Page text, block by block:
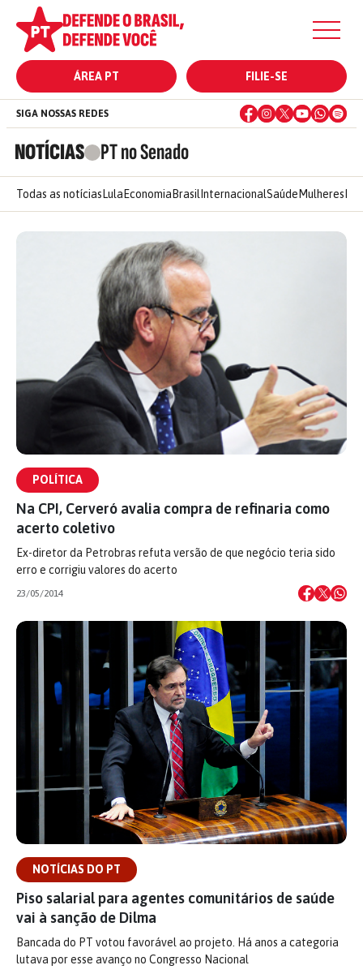
ÁREA PT FILIE-SE
NOTÍCIAS PT no Senado
SIGA NOSSAS REDES
Todas as notícias Lula Economia Brasil InternacionalSaúde Mulheres
POLÍTICA
Na CPI, Cerveró avalia compra de refinaria como
acerto coletivo
Ex-diretor da Petrobras refuta versão de que negócio teria sido
erro e corrigiu valores do acerto
23/05/2014
NOTÍCIAS DO PT
Piso salarial para agentes comunitários de saúde
vai à sanção de Dilma
Bancada do PT votou favorável ao projeto. Há anos a categoria
lutava por esse avanço no Congresso Nacional